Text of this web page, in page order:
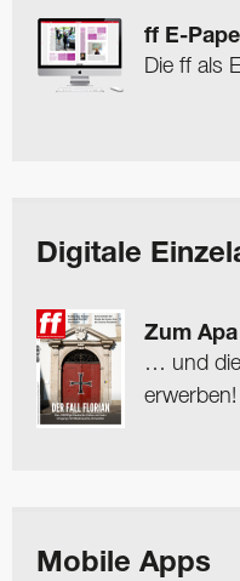
ff E-
Die ff als
Digitale
Zum
… und die
erwerben!
Mobile Apps